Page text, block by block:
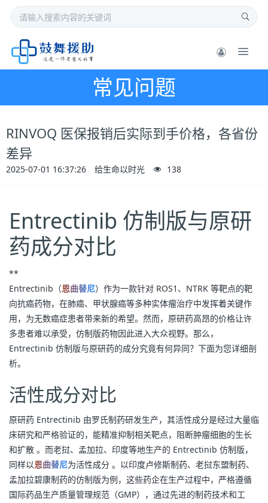
常见问题
RINVOQ 医保报销后实际到手价格，各省份
差异
2025-07-01 16:37:26 给生命以时光 138
Entrectinib 仿制版与原研
药成分对比
**
Entrectinib（恩曲替尼）作为一款针对 ROS1、NTRK 等靶点的靶
向抗癌药物，在肺癌、甲状腺癌等多种实体瘤治疗中发挥着关键作
用，为无数癌症患者带来新的希望。然而，原研药高昂的价格让许
多患者难以承受，仿制版药物因此进入大众视野。那么，
Entrectinib 仿制版与原研药的成分究竟有何异同？下面为您详细剖
析。
活性成分对比
原研药 Entrectinib 由罗氏制药研发生产，其活性成分是经过大量临
床研究和严格验证的，能精准抑制相关靶点，阻断肿瘤细胞的生长
和扩散 。而老挝、孟加拉、印度等地生产的 Entrectinib 仿制版，
同样以恩曲替尼为活性成分 。以印度卢修斯制药、老挝东盟制药、
孟加拉碧康制药的仿制版为例，这些药企在生产过程中，严格遵循
国际药品生产质量管理规范（GMP），通过先进的制药技术和工